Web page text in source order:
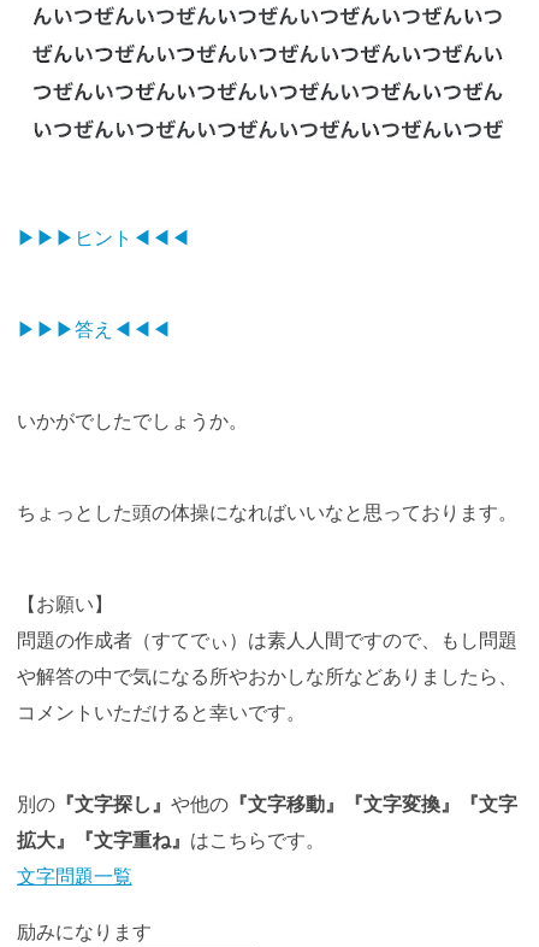
▶︎▶︎▶︎ヒント◀︎◀︎◀︎
▶▶︎▶︎答え◀︎◀︎◀︎
いかがでしたでしょうか。
ちょっとした頭の体操になればいいなと思っております。
【お願い】
問題の作成者（すてでぃ）は素人人間ですので、もし問題
や解答の中で気になる所やおかしな所などありましたら、
コメントいただけると幸いです。
別の『文字探し』 や他の『文字移動』『文字変換』『文字
拡大』『文字重ね』 はこちらです。
文字問題一覧
励みになります